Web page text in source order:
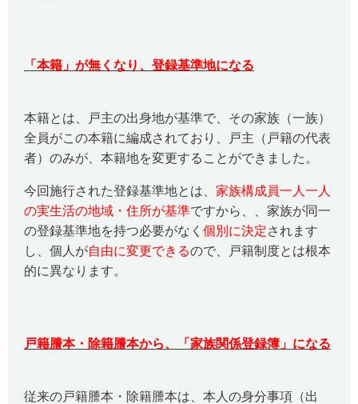
「本籍」が無くなり、登録基準地になる
本籍とは、戸主の出身地が基準で、その家族（一族）
全員がこの本籍に編成されており、戸主（戸籍の代表
者）のみが、本籍地を変更することができました。
今回施行された登録基準地とは、 家族構成員一人一人
の実生活の地域・住所が基準ですから、、家族が同一
の登録基準地を持つ必要がなく 個別に決定されます
し、個人が自由に変更できるので、戸籍制度とは根本
的に異なります。
戸籍謄本・除籍謄本から、「家族関係登録簿」になる
従来の戸籍謄本・除籍謄本は、本人の身分事項（出